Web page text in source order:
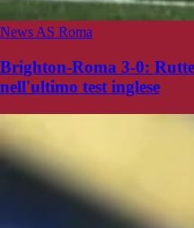
News AS Roma
Brighton-Roma 3-0:
nell'ultimo test inglese